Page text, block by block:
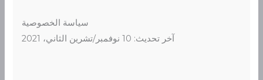
سياسة الخصوصية
آخر تحديث: 10 نوفمبر/تشرين الثاني، 2021